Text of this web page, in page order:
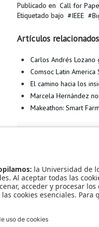
Publicado en Call for
Etiquetado bajo
IEEE
Artículos relacionados
Carlos Andrés Lozano
Comsoc Latin
El camino hacia los
Marcela Hernández
Makeathon: Smart